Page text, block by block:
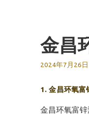
金昌
2024年7月26日
1. 金昌环氧富
金昌环氧富